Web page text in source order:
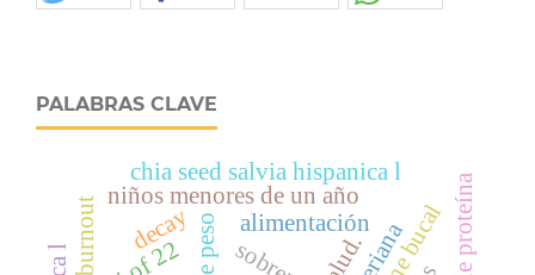
PALABRAS CLAVE
niños menores de un año
decay
chia seed salvia hispanica l
alimentación
salud.
burnout